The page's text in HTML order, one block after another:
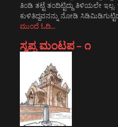
ತಿಂಡಿ ತಟ್ಟೆ ತಂದಿಟ್ಟಿದ್ದು ತಿಳಿಯಲೇ
ಕುಳಿತಿದ್ದವನನ್ನು ನೋಡಿ
ಮುಂದೆ ಓದಿ…
ಸ್ವಪ್ನ ಮಂಟಪ – ೧